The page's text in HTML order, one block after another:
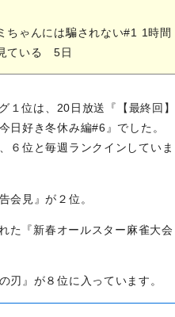
ゃんには騙されない#1 1時間
ている 5日
１位は、20日放送『【最終回】
日好き冬休み編#6』でした。
６位と毎週ランクインしていま
会見』が２位。
た『新春オールスター麻雀大会
刃』が８位に入っています。